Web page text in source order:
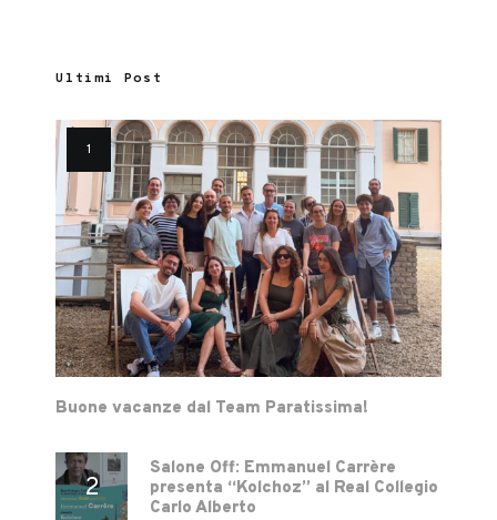
Ultimi Post
Buone vacanze dal Team Paratissima!
Salone Off: Emmanuel Carrère
presenta “Kolchoz” al Real Collegio
Carlo Alberto